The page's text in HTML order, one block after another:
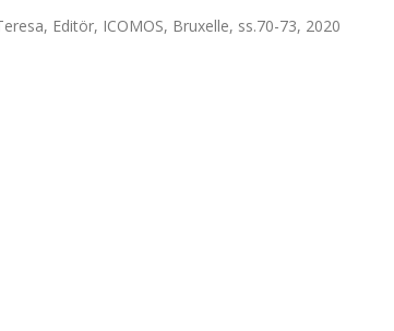
Editör, ICOMOS, Bruxelle, ss.70-73, 2020